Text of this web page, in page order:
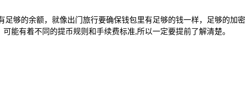
足够的余额，就像出门旅行要确保钱包里有足够的钱一样，足够的加
能有着不同的提币规则和手续费标准,所以一定要提前了解清楚。